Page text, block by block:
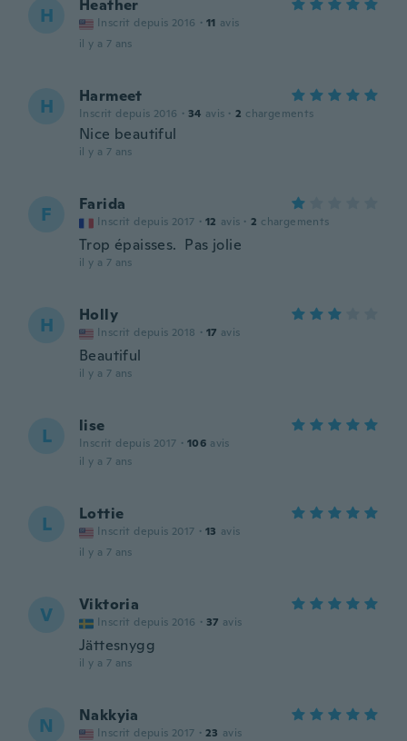
H Heather
Inscrit depuis 2016 · 11 avis
il y a 7 ans
H Harmeet
Inscrit depuis 2016 · 34 avis · 2 chargements
Nice beautiful
il y a 7 ans
F Farida
Inscrit depuis 2017 · 12 avis · 2 chargements
Trop épaisses. Pas jolie
il y a 7 ans
H Holly
Inscrit depuis 2018 · 17 avis
Beautiful
il y a 7 ans
L lise
Inscrit depuis 2017 · 106 avis
il y a 7 ans
L Lottie
Inscrit depuis 2017 · 13 avis
il y a 7 ans
V Viktoria
Inscrit depuis 2016 · 37 avis
Jättesnygg
il y a 7 ans
N Nakkyia
Inscrit depuis 2017 · 23 avis